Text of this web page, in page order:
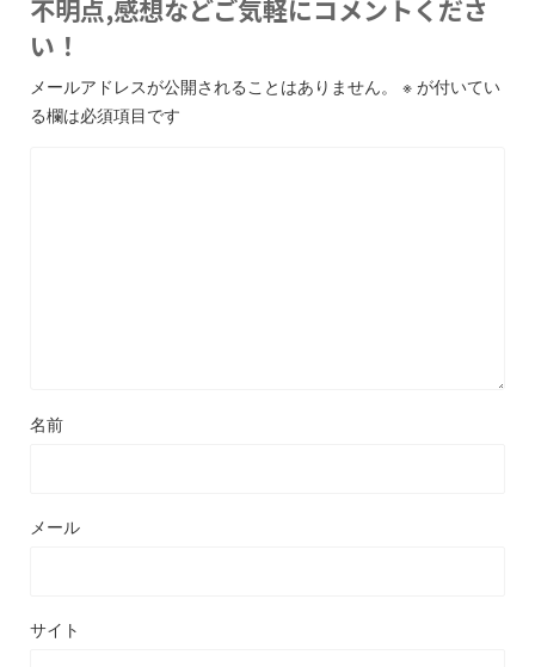
不明点,感想などご気軽にコメントくださ
い！
メールアドレスが公開されることはありません。 ※ が付いてい
る欄は必須項目です
名前
メール
サイト